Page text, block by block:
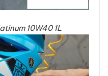
10W40 1L